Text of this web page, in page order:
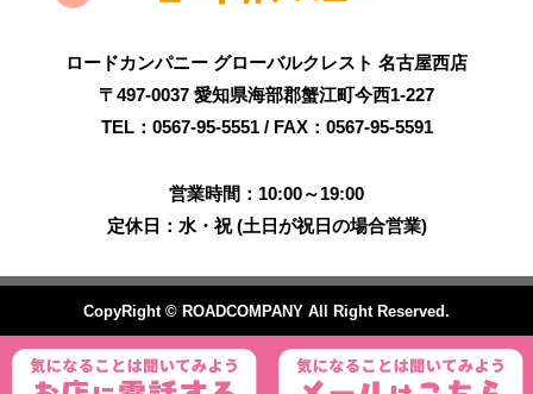
ロードカンパニー グローバルクレスト 名古屋西店
〒497-0037 愛知県海部郡蟹江町今西1-227
TEL：0567-95-5551 / FAX：0567-95-5591
営業時間：10:00～19:00
定休日：水・祝 (土日が祝日の場合営業)
CopyRight © ROADCOMPANY All Right Reserved.